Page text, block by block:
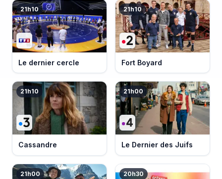
21h10
Le dernier cercle
21h10
Fort Boyard
21h10
Cassandre
21h00
Le Dernier des Juifs
21h00 20h30